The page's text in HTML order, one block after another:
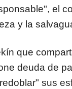
el
y la
que
deuda de
sus